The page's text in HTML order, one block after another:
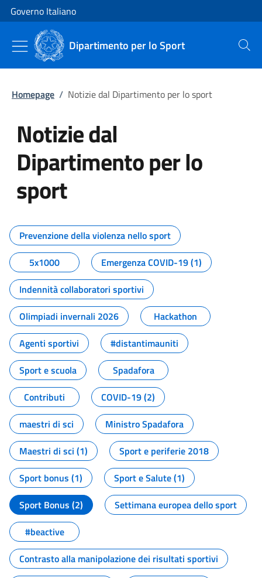
Vai al contenuto
Vai alla navigazione del sito
Governo Italiano
Dipartimento per lo Sport Cerca
Homepage / Notizie dal Dipartimento per lo sport
Notizie dal
Dipartimento per lo
sport
Tutti i contenuti della pagina
Prevenzione della violenza nello sport
5x1000
Emergenza COVID-19 (1)
Indennità collaboratori sportivi
Olimpiadi invernali 2026
Hackathon
Agenti sportivi
#distantimauniti
Sport e scuola
Spadafora
Contributi
COVID-19 (2)
maestri di sci
Ministro Spadafora
Maestri di sci (1)
Sport e periferie 2018
Sport bonus (1)
Sport e Salute (1)
Sport Bonus (2)
Settimana europea dello sport
#beactive
Contrasto alla manipolazione dei risultati sportivi